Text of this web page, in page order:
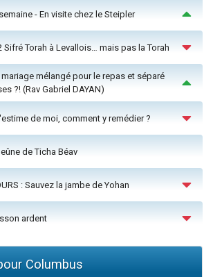
- En visite chez le Steipler
Sifré Torah à Levallois… mais pas la Torah
mélangé pour le repas et séparé
?! (Rav Gabriel DAYAN)
de moi, comment y remédier ?
de Ticha Béav
: Sauvez la jambe de Yohan
ardent
Columbus